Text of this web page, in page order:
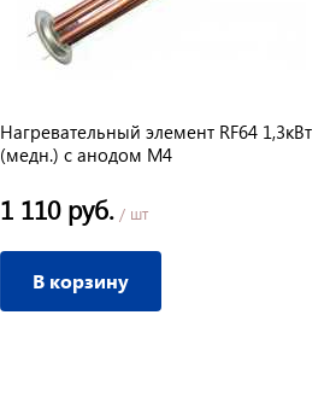
Нагревательный элемент RF64 1,3кВт
(медн.) с анодом М4
1 110 руб. / шт
В корзину